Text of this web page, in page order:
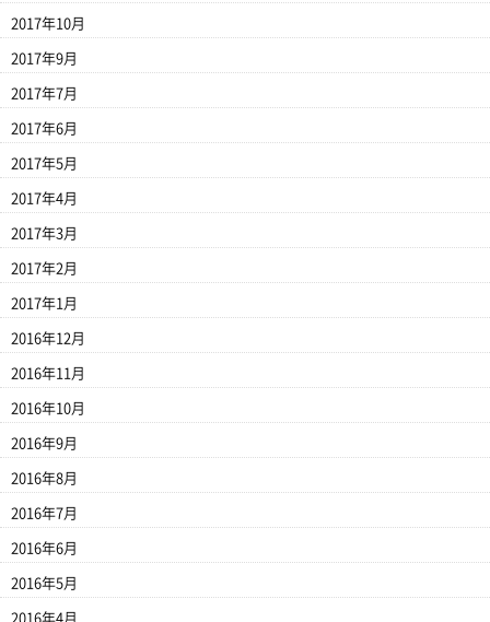
2017年10月
2017年9月
2017年7月
2017年6月
2017年5月
2017年4月
2017年3月
2017年2月
2017年1月
2016年12月
2016年11月
2016年10月
2016年9月
2016年8月
2016年7月
2016年6月
2016年5月
2016年4月